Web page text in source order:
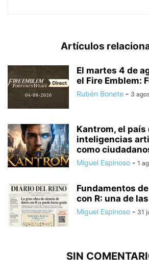
Artículos
El martes 4 de
el Fire Emblem:
Rubén Bonete - 3
Kantrom, el
inteligencias
como
Miguel Espinoso - 1
Fundamentos
con R: una de
Miguel Espinoso - 31
SIN